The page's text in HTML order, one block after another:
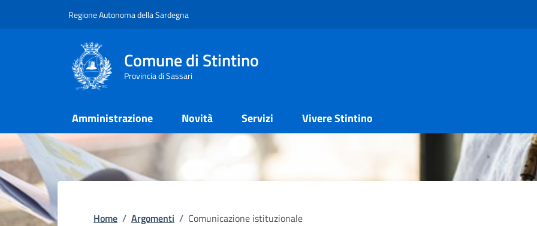
Regione Autonoma della Sardegna
Comune di Stintino
Provincia di Sassari
Amministrazione Novità Servizi Vivere Stintino
Home / Argomenti / Comunicazione istituzionale